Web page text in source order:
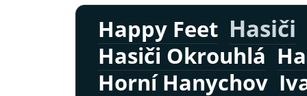
Happy Feet Hasiči
Hasiči Okrouhlá
Horní Hanychov